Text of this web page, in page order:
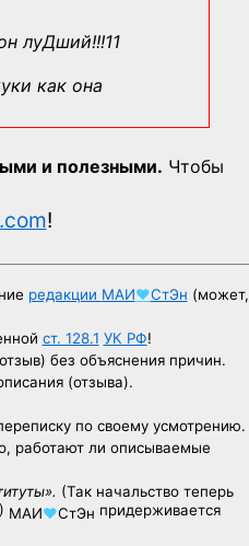
луДший!!!11
как она
и полезными. Чтобы
!
редакции МАИ♥СтЭн (может,
ст. 128.1 УК РФ!
без объяснения причин.
(отзыва).
по своему усмотрению.
работают ли описываемые
(Так начальство теперь
МАИ♥СтЭн придерживается